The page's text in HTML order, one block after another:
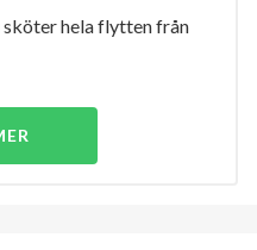
hela flytten från